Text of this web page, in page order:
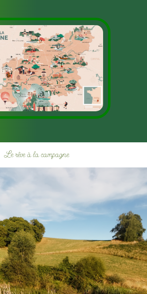
Le rêve à la campagne